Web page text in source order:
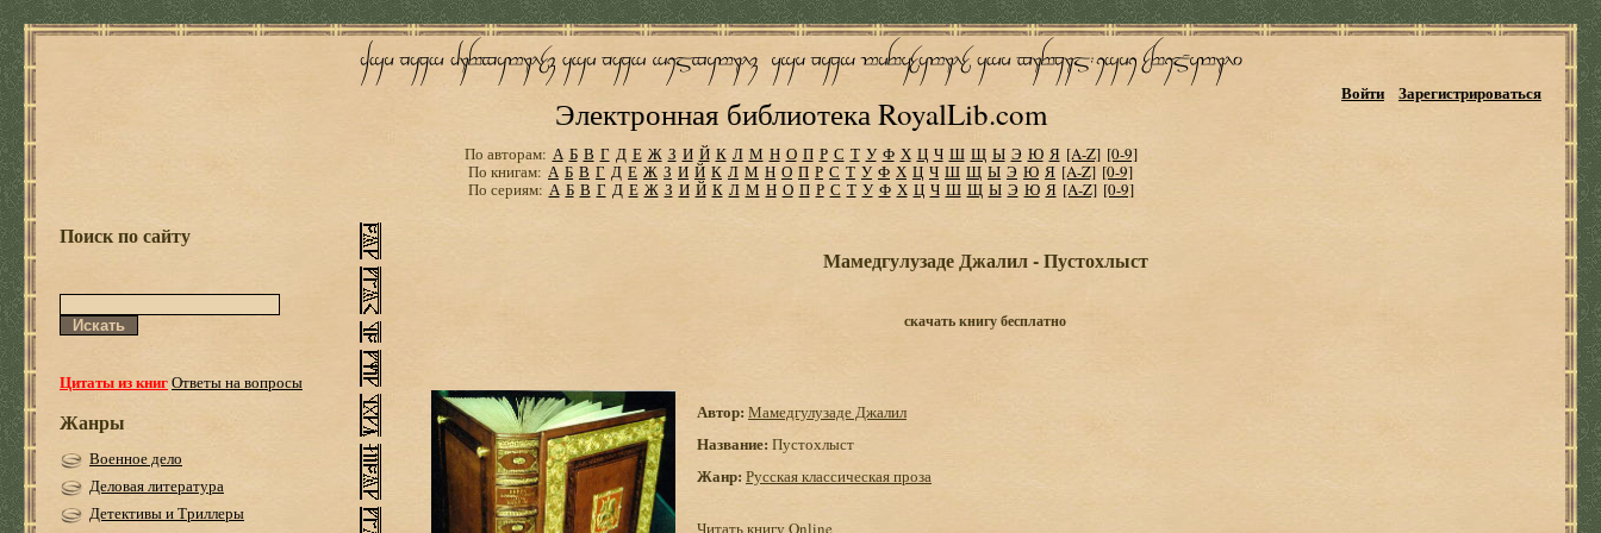
Электронная библиотека RoyalLib.com
Войти Зарегистрироваться
По авторам: А Б В Г Д Е Ж З И Й К Л М Н О П Р С Т У Ф Х Ц Ч Ш Щ Ы Э Ю Я [A-Z] [0-9]
По книгам: А Б В Г Д Е Ж З И Й К Л М Н О П Р С Т У Ф Х Ц Ч Ш Щ Ы Э Ю Я [A-Z] [0-9]
По сериям: А Б В Г Д Е Ж З И Й К Л М Н О П Р С Т У Ф Х Ц Ч Ш Щ Ы Э Ю Я [A-Z] [0-9]
Поиск по сайту
Цитаты из книгОтветы на вопросы
Жанры
Военное дело
Деловая литература
Детективы и Триллеры
Мамедгулузаде Джалил - Пустохлыст
скачать книгу бесплатно
Автор: Мамедгулузаде Джалил
Название: Пустохлыст
Жанр: Русская классическая проза
Читать книгу Online